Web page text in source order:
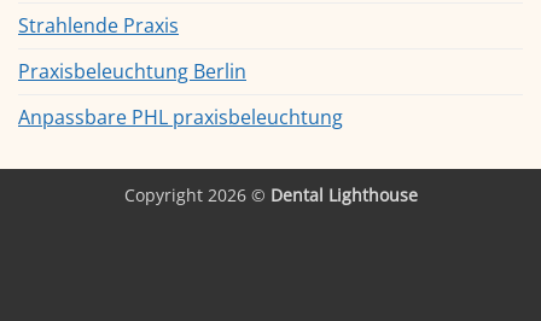
Strahlende Praxis
Praxisbeleuchtung Berlin
Anpassbare PHL praxisbeleuchtung
Copyright 2026 © Dental Lighthouse